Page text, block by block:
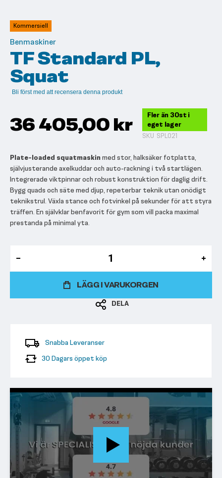
av
bildgalleriet
Kommersiell
Benmaskiner
TF Standard PL,
Squat
Bli först med att recensera denna produkt
36 405,00 kr
Fler än 30st i
eget lager
SKU SPL021
Plate-loaded squatmaskinmed stor, halksäker fotplatta,
självjusterande axelkuddar och auto-rackning i två startlägen.
Integrerade viktpinnar och robust konstruktion för daglig drift.
Bygg quads och säte med djup, repeterbar teknik utan onödigt
teknikstrul. Växla stance och fotvinkel på sekunder för att styra
träffen. En självklar benfavorit för gym som vill packa maximal
prestanda på minimal yta.
LÄGG I VARUKORGEN
DELA
Snabba Leveranser
30 Dagars öppet köp